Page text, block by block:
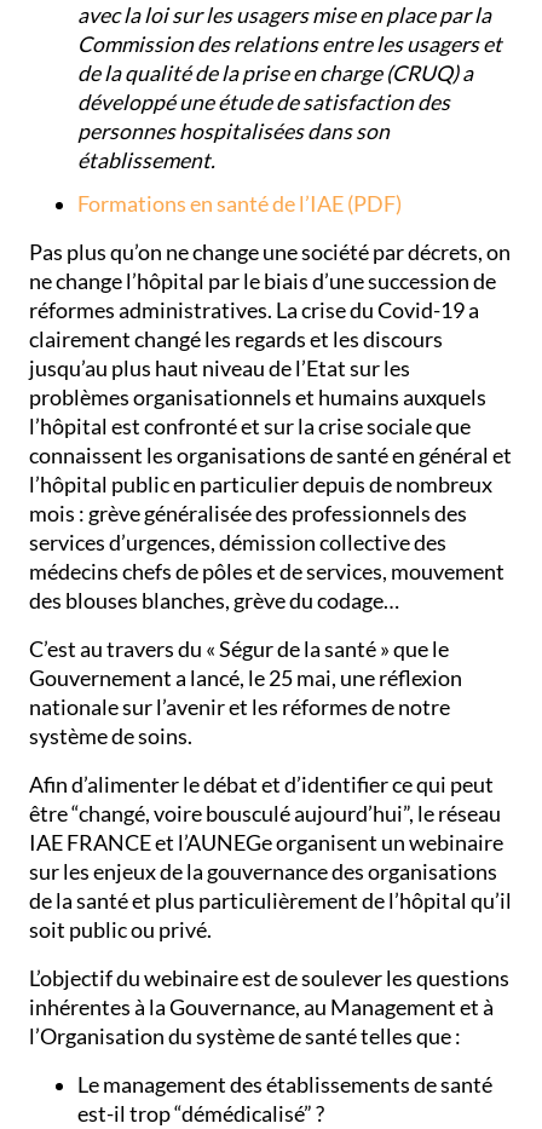
avec la loi sur les usagers mise en place par la
Commission des relations entre les usagers et
de la qualité de la prise en charge (CRUQ) a
développé une étude de satisfaction des
personnes hospitalisées dans son
établissement.
Formations en santé de l’IAE (PDF)
Pas plus qu’on ne change une société par décrets, on
ne change l’hôpital par le biais d’une succession de
réformes administratives. La crise du Covid-19 a
clairement changé les regards et les discours
jusqu’au plus haut niveau de l’Etat sur les
problèmes organisationnels et humains auxquels
l’hôpital est confronté et sur la crise sociale que
connaissent les organisations de santé en général et
l’hôpital public en particulier depuis de nombreux
mois : grève généralisée des professionnels des
services d’urgences, démission collective des
médecins chefs de pôles et de services, mouvement
des blouses blanches, grève du codage…
C’est au travers du « Ségur de la santé » que le
Gouvernement a lancé, le 25 mai, une réflexion
nationale sur l’avenir et les réformes de notre
système de soins.
Afin d’alimenter le débat et d’identifier ce qui peut
être “changé, voire bousculé aujourd’hui”, le réseau
IAE FRANCE et l’AUNEGe organisent un webinaire
sur les enjeux de la gouvernance des organisations
de la santé et plus particulièrement de l’hôpital qu’il
soit public ou privé.
L’objectif du webinaire est de soulever les questions
inhérentes à la Gouvernance, au Management et à
l’Organisation du système de santé telles que :
Le management des établissements de santé
est-il trop “démédicalisé” ?